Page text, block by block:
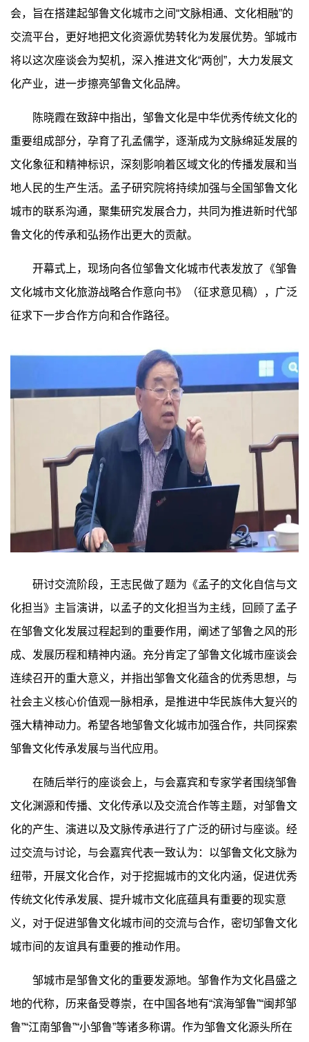
会，旨在搭建起邹鲁文化城市之间“文脉相通、文化相融”的
交流平台，更好地把文化资源优势转化为发展优势。邹城市
将以这次座谈会为契机，深入推进文化“两创”，大力发展文
化产业，进一步擦亮邹鲁文化品牌。
陈晓霞在致辞中指出，邹鲁文化是中华优秀传统文化的
重要组成部分，孕育了孔孟儒学，逐渐成为文脉绵延发展的
文化象征和精神标识，深刻影响着区域文化的传播发展和当
地人民的生产生活。孟子研究院将持续加强与全国邹鲁文化
城市的联系沟通，聚集研究发展合力，共同为推进新时代邹
鲁文化的传承和弘扬作出更大的贡献。
开幕式上，现场向各位邹鲁文化城市代表发放了《邹鲁
文化城市文化旅游战略合作意向书》（征求意见稿），广泛
征求下一步合作方向和合作路径。
研讨交流阶段，王志民做了题为《孟子的文化自信与文
化担当》主旨演讲，以孟子的文化担当为主线，回顾了孟子
在邹鲁文化发展过程起到的重要作用，阐述了邹鲁之风的形
成、发展历程和精神内涵。充分肯定了邹鲁文化城市座谈会
连续召开的重大意义，并指出邹鲁文化蕴含的优秀思想，与
社会主义核心价值观一脉相承，是推进中华民族伟大复兴的
强大精神动力。希望各地邹鲁文化城市加强合作，共同探索
邹鲁文化传承发展与当代应用。
在随后举行的座谈会上，与会嘉宾和专家学者围绕邹鲁
文化渊源和传播、文化传承以及交流合作等主题，对邹鲁文
化的产生、演进以及文脉传承进行了广泛的研讨与座谈。经
过交流与讨论，与会嘉宾代表一致认为：以邹鲁文化文脉为
纽带，开展文化合作，对于挖掘城市的文化内涵，促进优秀
传统文化传承发展、提升城市文化底蕴具有重要的现实意
义，对于促进邹鲁文化城市间的交流与合作，密切邹鲁文化
城市间的友谊具有重要的推动作用。
邹城市是邹鲁文化的重要发源地。邹鲁作为文化昌盛之
地的代称，历来备受尊崇，在中国各地有“滨海邹鲁”“闽邦邹
鲁”“江南邹鲁”“小邹鲁”等诸多称谓。作为邹鲁文化源头所在